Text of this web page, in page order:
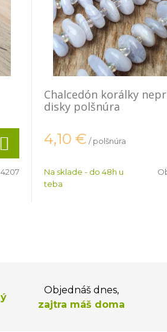
4207
Chalcedón korálky
disky polšnúra
4,10 € / polšnúra
Na sklade - do 48h u
teba
Objednáš dnes,
zajtra máš doma